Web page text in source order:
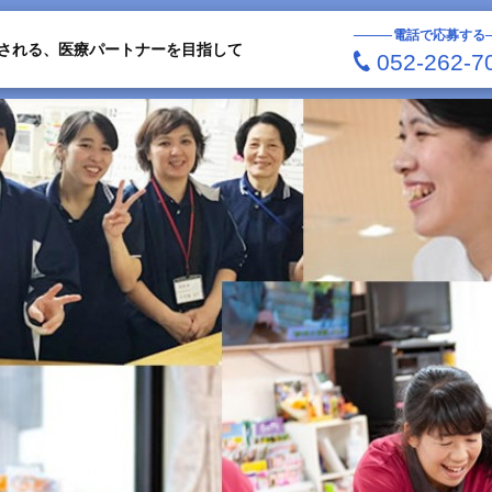
れる、医療パートナーを目指して
電話で応募する
052-262-